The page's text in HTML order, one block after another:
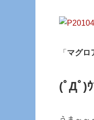
「 マグロ
(ﾟДﾟ)